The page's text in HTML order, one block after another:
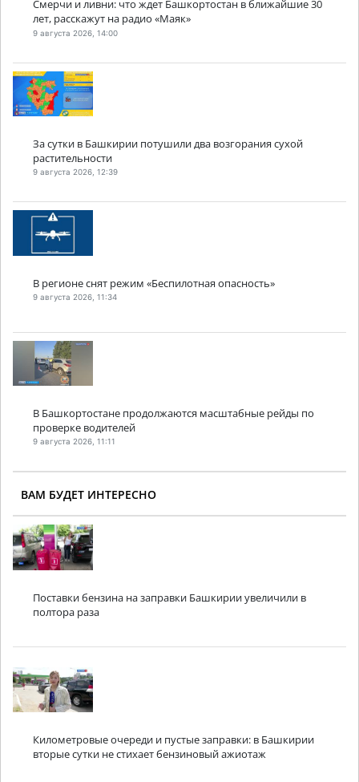
Смерчи и ливни: что ждет Башкортостан в ближайшие 30
лет, расскажут на радио «Маяк»
9 августа 2026, 14:00
За сутки в Башкирии потушили два возгорания сухой
растительности
9 августа 2026, 12:39
В регионе снят режим «Беспилотная опасность»
9 августа 2026, 11:34
В Башкортостане продолжаются масштабные рейды по
проверке водителей
9 августа 2026, 11:11
ВАМ БУДЕТ ИНТЕРЕСНО
Поставки бензина на заправки Башкирии увеличили в
полтора раза
Километровые очереди и пустые заправки: в Башкирии
вторые сутки не стихает бензиновый ажиотаж